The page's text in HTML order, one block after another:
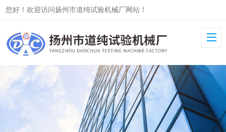
您好！欢迎访问扬州市道纯试验机械厂网站！